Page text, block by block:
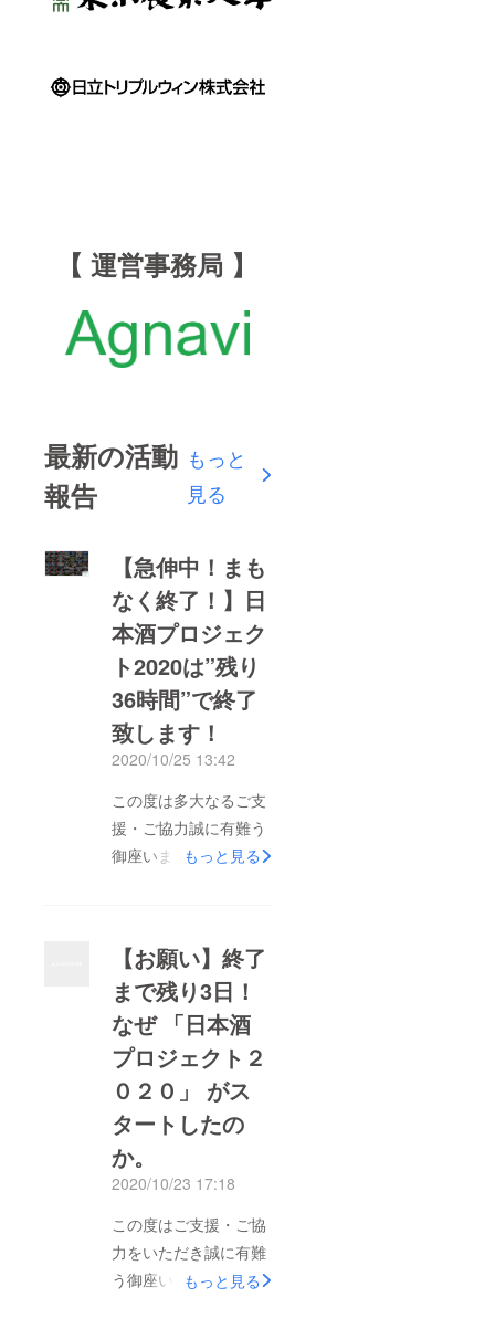
【 運営事務局 】
最新の活動
報告
もっと
見る
【急伸中！まも
なく終了！】日
本酒プロジェク
ト2020は”残り
36時間”で終了
致します！
2020/10/25 13:42
この度は多大なるご支
援・ご協力誠に有難う
御座います。「日本酒
たします。残り僅かで
は御座いますが、最後
までよろしくお願いし
ます！「日本酒プロ
ジェクト2020」運営
事務局株式会社Agnavi
玄成秀
もっと見る
【お願い】終了
まで残り3日！
なぜ 「日本酒
プロジェクト２
０２０」 がス
タートしたの
か。
2020/10/23 17:18
この度はご支援・ご協
力をいただき誠に有難
う御座います。「日本
もっと見る